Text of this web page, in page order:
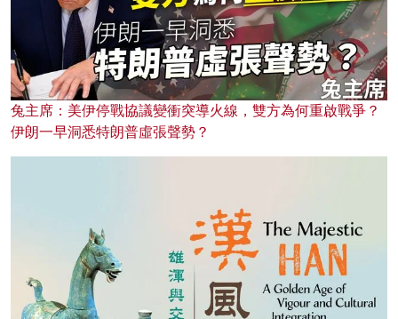
兔主席：美伊停戰協議變衝突導火線，雙方為何重啟戰爭？
伊朗一早洞悉特朗普虛張聲勢？